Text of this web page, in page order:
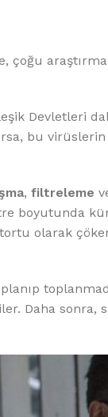
çoğu
Devletleri
bu
, filtreleme
boyutunda
olarak
Daha sonra,